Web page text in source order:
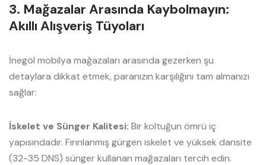
3. Mağazalar Arasında Kaybolmayın:
Akıllı Alışveriş Tüyoları
İnegöl mobilya mağazaları arasında gezerken şu
detaylara dikkat etmek, paranızın karşılığını tam almanızı
sağlar:
İskelet ve Sünger Kalitesi: Bir koltuğun ömrü iç
yapısındadır. Fırınlanmış gürgen iskelet ve yüksek dansite
(32-35 DNS) sünger kullanan mağazaları tercih edin.